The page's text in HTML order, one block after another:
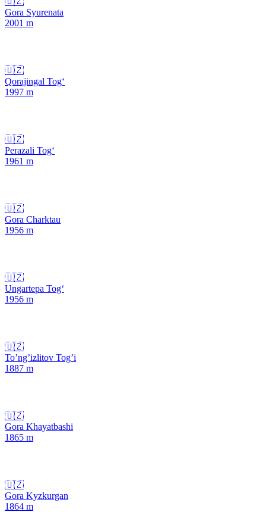
Gora Syurenata
2001 m
🇺🇿
Qorajingal Tog‘
1997 m
🇺🇿
Perazali Tog‘
1961 m
🇺🇿
Gora Charktau
1956 m
🇺🇿
Ungartepa Tog‘
1956 m
🇺🇿
To’ng’izlitov Tog’i
1887 m
🇺🇿
Gora Khayatbashi
1865 m
🇺🇿
Gora Kyzkurgan
1864 m